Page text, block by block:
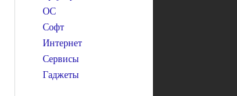
ОС
Софт
Интернет
Сервисы
Гаджеты